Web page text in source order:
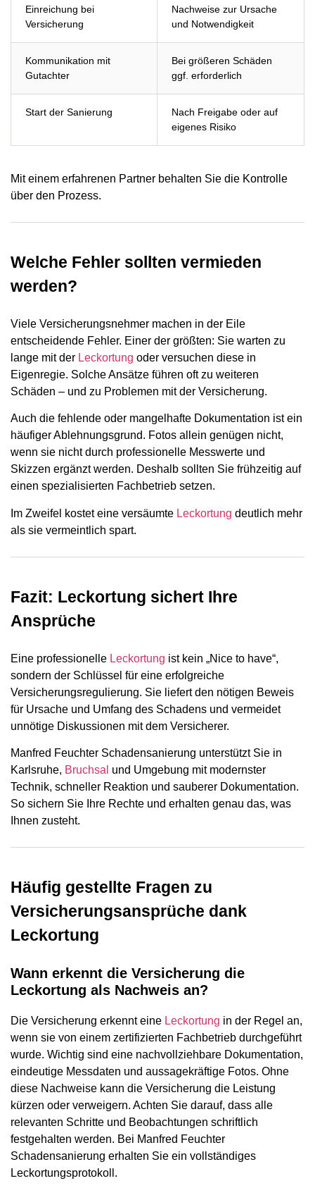
Einreichung bei
Versicherung
Nachweise zur Ursache
und Notwendigkeit
Kommunikation mit
Gutachter
Bei größeren Schäden
ggf. erforderlich
Start der Sanierung
Nach Freigabe oder auf
eigenes Risiko
Mit einem erfahrenen Partner behalten Sie die Kontrolle
über den Prozess.
Welche Fehler sollten vermieden
werden?
Viele Versicherungsnehmer machen in der Eile
entscheidende Fehler. Einer der größten: Sie warten zu
lange mit der Leckortung oder versuchen diese in
Eigenregie. Solche Ansätze führen oft zu weiteren
Schäden – und zu Problemen mit der Versicherung.
Auch die fehlende oder mangelhafte Dokumentation ist ein
häufiger Ablehnungsgrund. Fotos allein genügen nicht,
wenn sie nicht durch professionelle Messwerte und
Skizzen ergänzt werden. Deshalb sollten Sie frühzeitig auf
einen spezialisierten Fachbetrieb setzen.
Im Zweifel kostet eine versäumte Leckortung deutlich mehr
als sie vermeintlich spart.
Fazit: Leckortung sichert Ihre
Ansprüche
Eine professionelle Leckortung ist kein „Nice to have“,
sondern der Schlüssel für eine erfolgreiche
Versicherungsregulierung. Sie liefert den nötigen Beweis
für Ursache und Umfang des Schadens und vermeidet
unnötige Diskussionen mit dem Versicherer.
Manfred Feuchter Schadensanierung unterstützt Sie in
Karlsruhe, Bruchsal und Umgebung mit modernster
Technik, schneller Reaktion und sauberer Dokumentation.
So sichern Sie Ihre Rechte und erhalten genau das, was
Ihnen zusteht.
Häufig gestellte Fragen zu
Versicherungsansprüche dank
Leckortung
Wann erkennt die Versicherung die
Leckortung als Nachweis an?
Die Versicherung erkennt eine Leckortung in der Regel an,
wenn sie von einem zertifizierten Fachbetrieb durchgeführt
wurde. Wichtig sind eine nachvollziehbare Dokumentation,
eindeutige Messdaten und aussagekräftige Fotos. Ohne
diese Nachweise kann die Versicherung die Leistung
kürzen oder verweigern. Achten Sie darauf, dass alle
relevanten Schritte und Beobachtungen schriftlich
festgehalten werden. Bei Manfred Feuchter
Schadensanierung erhalten Sie ein vollständiges
Leckortungsprotokoll.